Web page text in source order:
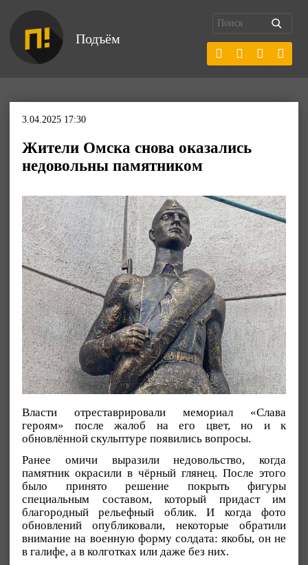
Подъём
3.04.2025 17:30
Жители Омска снова оказались
недовольны памятником
Власти отреставрировали мемориал «Слава
героям» после жалоб на его цвет, но и к
обновлённой скульптуре появились вопросы.
Ранее омичи выразили недовольство, когда
памятник окрасили в чёрный глянец. После этого
было принято решение покрыть фигуры
специальным составом, который придаст им
благородный рельефный облик. И когда фото
обновлений опубликовали, некоторые обратили
внимание на военную форму солдата: якобы, он не
в галифе, а в колготках или даже без них.